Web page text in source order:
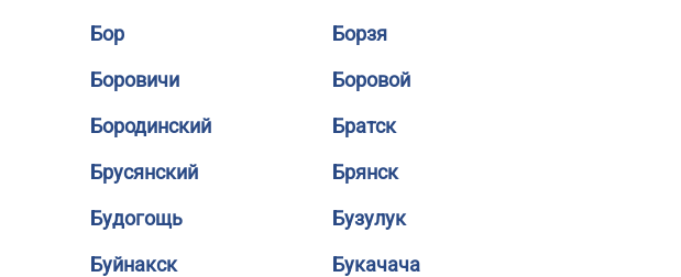
Бор
Борзя
Боровичи
Боровой
Бородинский
Братск
Брусянский
Брянск
Будогощь
Бузулук
Буйнакск Букачача